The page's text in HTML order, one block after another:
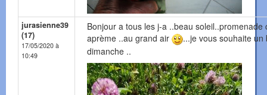
jurasienne39
(17)
17/05/2020 à
10:49
Bonjour a tous les j-a ..beau soleil..promenade
aprème ..au grand air
...je vous souhaite un
dimanche ..